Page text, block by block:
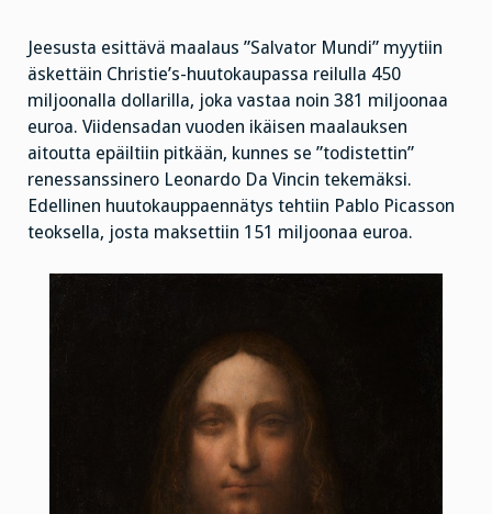
Jeesusta esittävä maalaus ”Salvator Mundi” myytiin
äskettäin Christie’s-huutokaupassa reilulla 450
miljoonalla dollarilla, joka vastaa noin 381 miljoonaa
euroa. Viidensadan vuoden ikäisen maalauksen
aitoutta epäiltiin pitkään, kunnes se ”todistettin”
renessanssinero Leonardo Da Vincin tekemäksi.
Edellinen huutokauppaennätys tehtiin Pablo Picasson
teoksella, josta maksettiin 151 miljoonaa euroa.